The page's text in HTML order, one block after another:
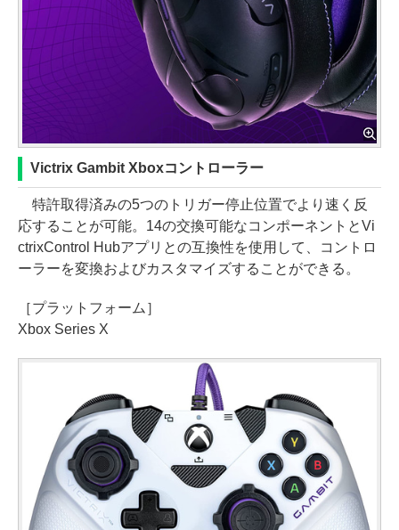
Victrix Gambit Xboxコントローラー
特許取得済みの5つのトリガー停止位置でより速く反
応することが可能。14の交換可能なコンポーネントとVi
ctrixControl Hubアプリとの互換性を使用して、コントロ
ーラーを変換およびカスタマイズすることができる。
［プラットフォーム］
Xbox Series X